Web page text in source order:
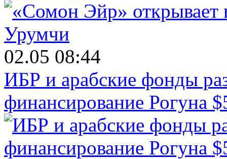
02.05 08:44
ИБР и арабские фонды
финансирование Рогуна